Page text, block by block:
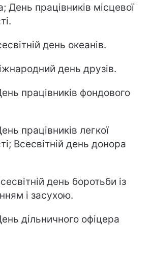
День працівників місцевої
день океанів.
день друзів.
працівників фондового
працівників легкої
Всесвітній день донора
день боротьби із
і засухою.
дільничного офіцера